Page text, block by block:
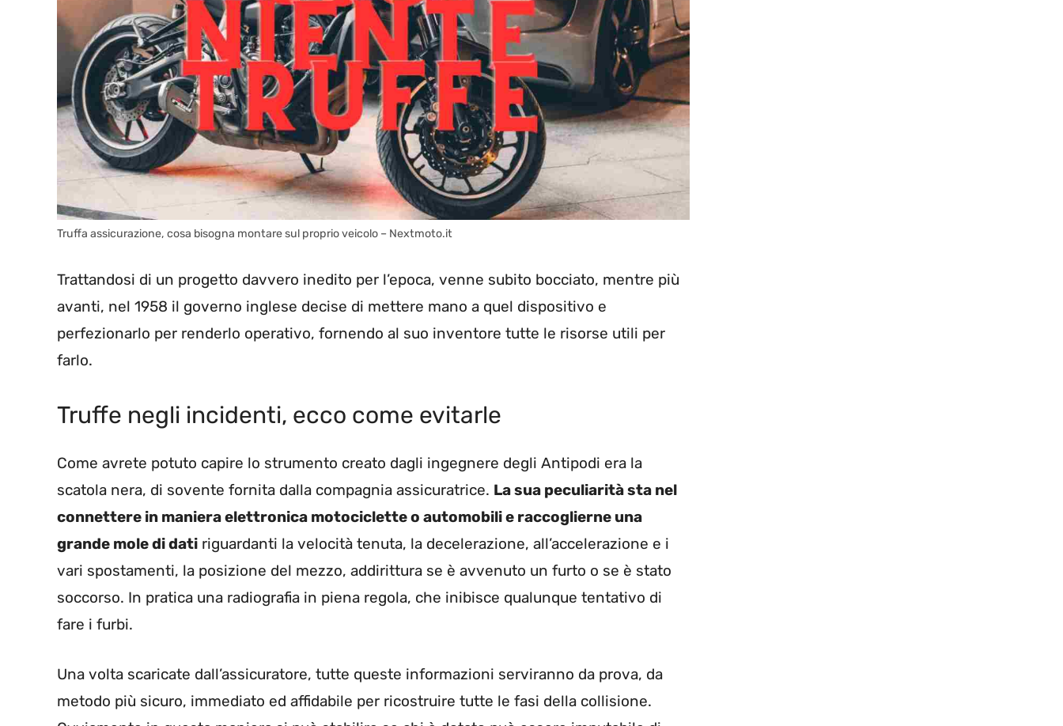
Truffa assicurazione, cosa bisogna montare sul proprio veicolo – Nextmoto.it
Trattandosi di un progetto davvero inedito per l’epoca, venne subito bocciato, mentre più
avanti, nel 1958 il governo inglese decise di mettere mano a quel dispositivo e
perfezionarlo per renderlo operativo, fornendo al suo inventore tutte le risorse utili per
farlo.
Truffe negli incidenti, ecco come evitarle
Come avrete potuto capire lo strumento creato dagli ingegnere degli Antipodi era la
scatola nera, di sovente fornita dalla compagnia assicuratrice. La sua peculiarità sta nel
connettere in maniera elettronica motociclette o automobili e raccoglierne una
grande mole di dati riguardanti la velocità tenuta, la decelerazione, all’accelerazione e i
vari spostamenti, la posizione del mezzo, addirittura se è avvenuto un furto o se è stato
soccorso. In pratica una radiografia in piena regola, che inibisce qualunque tentativo di
fare i furbi.
Una volta scaricate dall’assicuratore, tutte queste informazioni serviranno da prova, da
metodo più sicuro, immediato ed affidabile per ricostruire tutte le fasi della collisione.